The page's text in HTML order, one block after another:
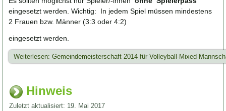
eingesetzt werden. Wichtig: In jedem Spiel müssen mindestens
2 Frauen bzw. Männer (3:3 oder 4:2)
eingesetzt werden.
Weiterlesen: Gemeindemeisterschaft 2014 für Volleyball-Mixed-
Hinweis
Zuletzt aktualisiert: 19. Mai 2017